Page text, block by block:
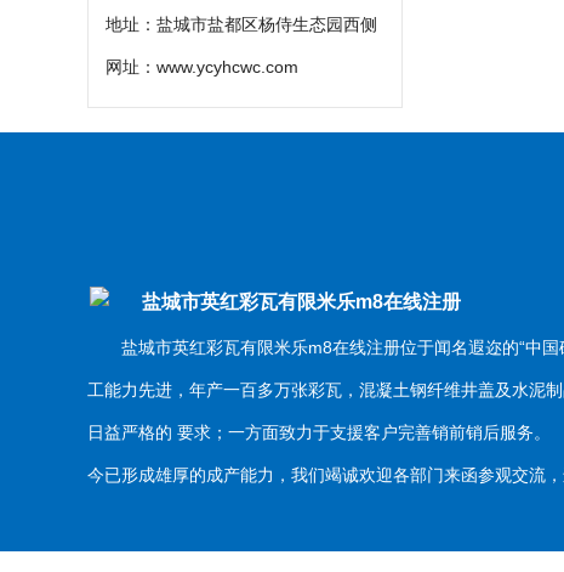
地址：盐城市盐都区杨侍生态园西侧
网址： www.ycyhcwc.com
盐城市英红彩瓦有限米乐m8在线注册
盐城市英红彩瓦有限米乐m8在线注册位于闻名遐迩的“中国
工能力先进，年产一百多万张彩瓦，混凝土钢纤维井盖及水
日益严格的 要求；一方面致力于支援客户完善销前销后服务
今已形成雄厚的成产能力，我们竭诚欢迎各部门来函参观交流